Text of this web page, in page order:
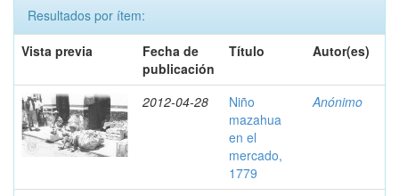
Resultados por ítem:
Vista previa
Fecha de
publicación
Título Autor(es)
2012-04-28
Niño
mazahua
en el
mercado,
1779
Anónimo